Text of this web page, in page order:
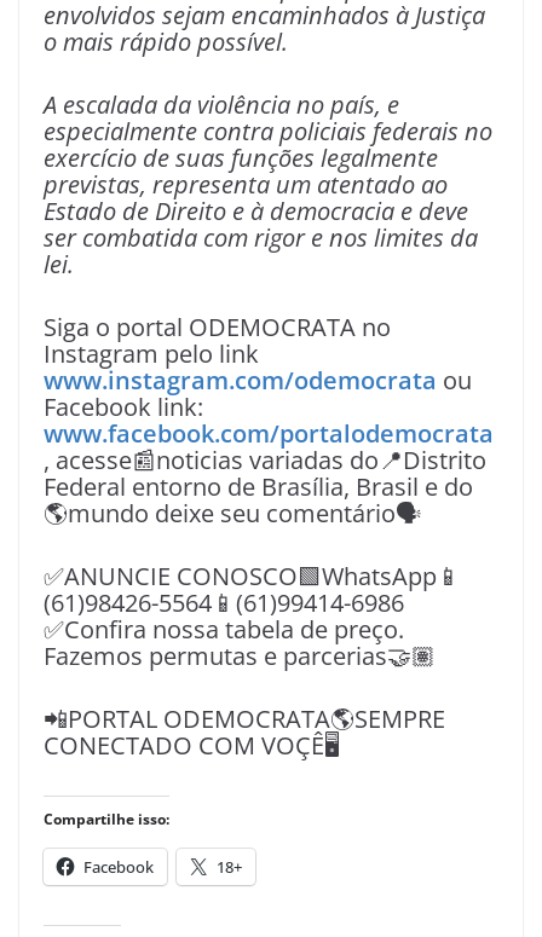
envolvidos sejam encaminhados à Justiça
o mais rápido possível.
A escalada da violência no país, e
especialmente contra policiais federais no
exercício de suas funções legalmente
previstas, representa um atentado ao
Estado de Direito e à democracia e deve
ser combatida com rigor e nos limites da
lei.
Siga o portal ODEMOCRATA no
Instagram pelo link
www.instagram.com/odemocrata ou
Facebook link:
www.facebook.com/portalodemocrata
, acesse📰noticias variadas do📍Distrito
Federal entorno de Brasília, Brasil e do
🌎mundo deixe seu comentário🗣
✅ANUNCIE CONOSCO🟩WhatsApp📱
(61)98426-5564📱(61)99414-6986
✅Confira nossa tabela de preço.
Fazemos permutas e parcerias🤝🏽
📲PORTAL ODEMOCRATA🌎SEMPRE
CONECTADO COM VOÇÊ🖥️
Compartilhe isso:
Facebook 18+